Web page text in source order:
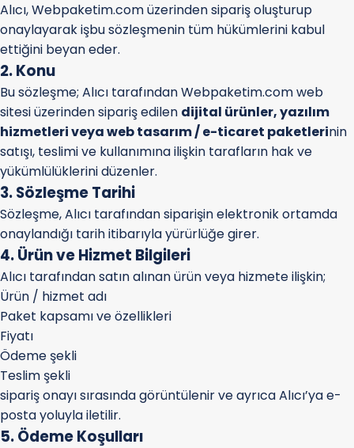
Alıcı, Webpaketim.com üzerinden sipariş oluşturup
onaylayarak işbu sözleşmenin tüm hükümlerini kabul
ettiğini beyan eder.
2. Konu
Bu sözleşme; Alıcı tarafından Webpaketim.com web
sitesi üzerinden sipariş edilen dijital ürünler, yazılım
hizmetleri veya web tasarım / e-ticaret paketlerinin
satışı, teslimi ve kullanımına ilişkin tarafların hak ve
yükümlülüklerini düzenler.
3. Sözleşme Tarihi
Sözleşme, Alıcı tarafından siparişin elektronik ortamda
onaylandığı tarih itibarıyla yürürlüğe girer.
4. Ürün ve Hizmet Bilgileri
Alıcı tarafından satın alınan ürün veya hizmete ilişkin;
Ürün / hizmet adı
Paket kapsamı ve özellikleri
Fiyatı
Ödeme şekli
Teslim şekli
sipariş onayı sırasında görüntülenir ve ayrıca Alıcı’ya e-
posta yoluyla iletilir.
5. Ödeme Koşulları